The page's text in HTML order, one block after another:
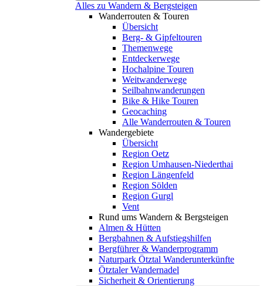
Alles zu Wandern & Bergsteigen
Wanderrouten & Touren
Übersicht
Berg- & Gipfeltouren
Themenwege
Entdeckerwege
Hochalpine Touren
Weitwanderwege
Seilbahnwanderungen
Bike & Hike Touren
Geocaching
Alle Wanderrouten & Touren
Wandergebiete
Übersicht
Region Oetz
Region Umhausen-Niederthai
Region Längenfeld
Region Sölden
Region Gurgl
Vent
Rund ums Wandern & Bergsteigen
Almen & Hütten
Bergbahnen & Aufstiegshilfen
Bergführer & Wanderprogramm
Naturpark Ötztal Wanderunterkünfte
Ötztaler Wandernadel
Sicherheit & Orientierung